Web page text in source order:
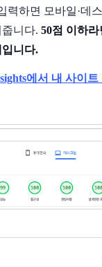
력하면 모바일·데
니다. 50점 이하라
니다.
에서 내 사이